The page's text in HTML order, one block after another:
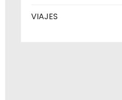
VIAJES